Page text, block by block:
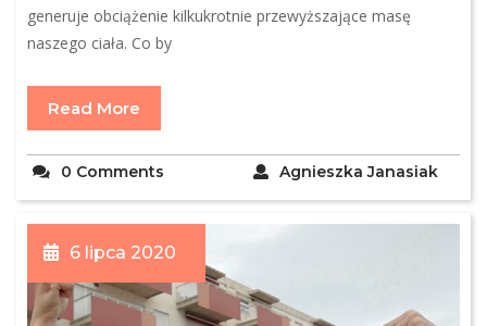
generuje obciążenie kilkukrotnie przewyższające masę
naszego ciała. Co by
Read More
Agnieszka Janasiak
0 Comments
6 lipca 2020